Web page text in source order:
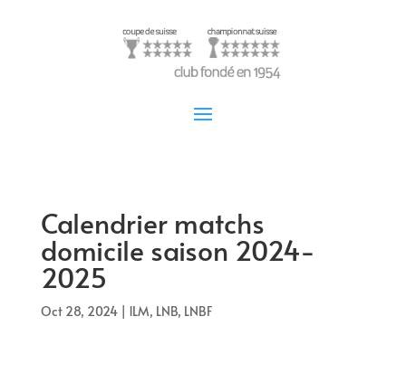
Calendrier matchs
domicile saison 2024-
2025
Oct 28, 2024| 1LM, LNB, LNBF